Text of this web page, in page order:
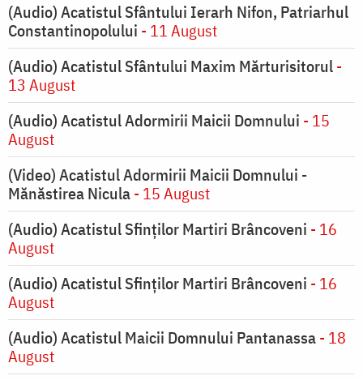
(Audio) Acatistul Sfântului Ierarh Nifon, Patriarhul
Constantinopolului - 11 August
(Audio) Acatistul Sfântului Maxim Mărturisitorul-
13 August
(Audio) Acatistul Adormirii Maicii Domnului - 15
August
(Video) Acatistul Adormirii Maicii Domnului -
Mănăstirea Nicula- 15 August
(Audio) Acatistul Sfinților Martiri Brâncoveni - 16
August
(Audio) Acatistul Sfinților Martiri Brâncoveni - 16
August
(Audio) Acatistul Maicii Domnului Pantanassa- 18
August